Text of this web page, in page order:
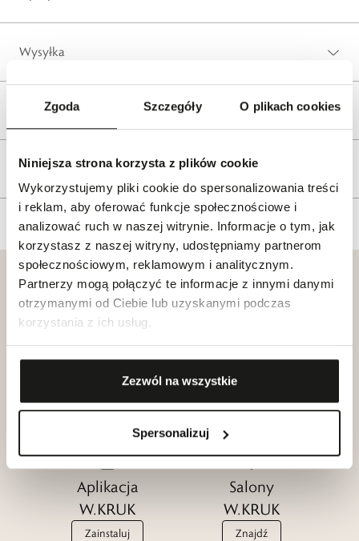
Zgoda Szczegóły O plikach cookies
Niniejsza strona korzysta z plików cookie
Wykorzystujemy pliki cookie do spersonalizowania treści
i reklam, aby oferować funkcje społecznościowe i
analizować ruch w naszej witrynie. Informacje o tym, jak
korzystasz z naszej witryny, udostępniamy partnerom
społecznościowym, reklamowym i analitycznym.
Partnerzy mogą połączyć te informacje z innymi danymi
otrzymanymi od Ciebie lub uzyskanymi podczas
korzystania z ich usług.
Zezwól na wszystkie
Spersonalizuj
Wysyłka
Reklamacje i zwroty
Tagi
Przyjaciół
W.KRUK
Dołącz
Katalogi
W.KRUK
Aplikacja
W.KRUK
Zainstaluj
Salony
W.KRUK
Znajdź